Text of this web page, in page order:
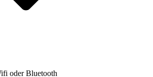
oder Bluetooth